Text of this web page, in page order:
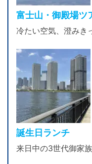
富士山・御殿場ツ
冷たい空気、澄みき
誕生日ランチ
来日中の3世代御家